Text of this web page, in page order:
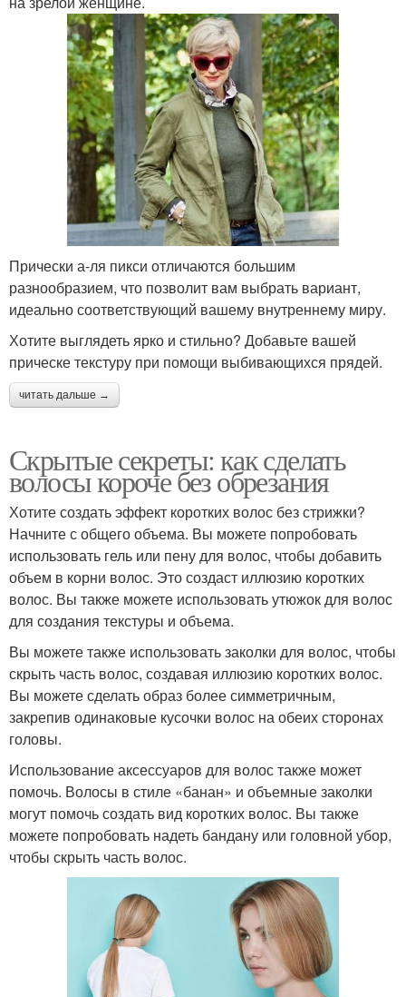
Блонды на коротких
волосах
Топовые стрижки
Короткие прически Стрижки в трендах
Стрижки с густой
челкой
Стрижки с длинными
челками
Прически а-ля пикси отличаются большим
разнообразием, что позволит вам выбрать вариант,
идеально соответствующий вашему внутреннему миру.
Хотите выглядеть ярко и стильно? Добавьте вашей
прическе текстуру при помощи выбивающихся прядей.
читать дальше →
Скрытые секреты: как сделать
волосы короче без обрезания
Хотите создать эффект коротких волос без стрижки?
Начните с общего объема. Вы можете попробовать
использовать гель или пену для волос, чтобы добавить
объем в корни волос. Это создаст иллюзию коротких
волос. Вы также можете использовать утюжок для волос
для создания текстуры и объема.
Вы можете также использовать заколки для волос, чтобы
скрыть часть волос, создавая иллюзию коротких волос.
Вы можете сделать образ более симметричным,
закрепив одинаковые кусочки волос на обеих сторонах
головы.
Использование аксессуаров для волос также может
помочь. Волосы в стиле «банан» и объемные заколки
могут помочь создать вид коротких волос. Вы также
можете попробовать надеть бандану или головной убор,
чтобы скрыть часть волос.